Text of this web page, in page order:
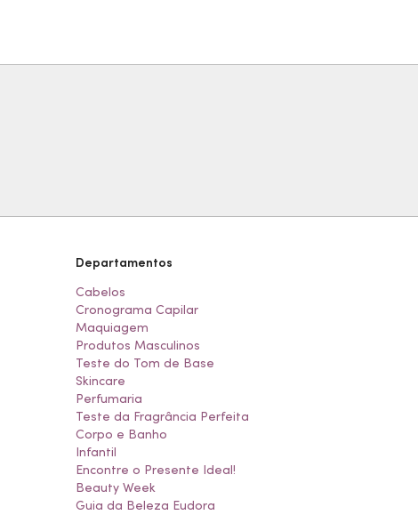
Departamentos
Cabelos
Cronograma Capilar
Maquiagem
Produtos Masculinos
Teste do Tom de Base
Skincare
Perfumaria
Teste da Fragrância Perfeita
Corpo e Banho
Infantil
Encontre o Presente Ideal!
Beauty Week
Guia da Beleza Eudora